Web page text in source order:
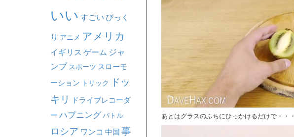
あとはグラスのふちにひっかけるだけで・・・
いい すごい びっく
り アニメ アメリカ
イギリス ゲーム ジャ
ンプ スポーツ スローモ
ーション トリック
ドッ
キリ
ドライブレコーダ
ー ハプニング バトル
ロシア ワンコ 中国 事